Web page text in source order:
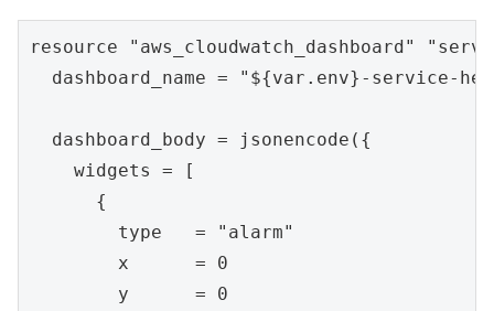
resource "aws_cloudwatch_dashboard"
dashboard_name = "${var.env}-service-
  dashboard_body = jsonencode({
    widgets = [
      {
        type   = "alarm"
        x      = 0
        y      = 0